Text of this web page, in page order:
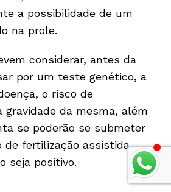
a possibilidade de um
na prole.
considerar, antes da
por um teste genético, a
o risco de
gravidade da mesma, além
se poderão se submeter
fertilização assistida,
seja positivo.